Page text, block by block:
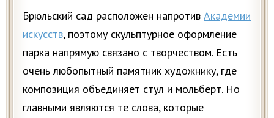
Брюльский сад расположен напротив Академии
искусств, поэтому скульптурное оформление
парка напрямую связано с творчеством. Есть
очень любопытный памятник художнику, где
композиция объединяет стул и мольберт. Но
главными являются те слова, которые